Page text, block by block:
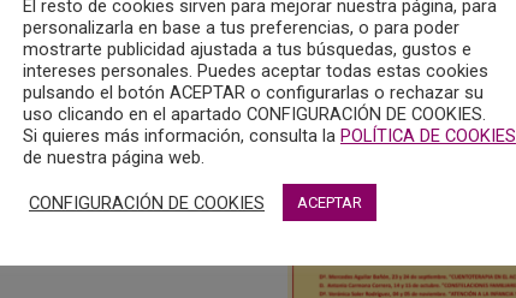
– CITA CON LA
EN RADIO
“DUELO:
DE LA
UN SER QUERIDO”
El resto de cookies sirven para mejorar nuestra página, para
personalizarla en base a tus preferencias, o para poder
mostrarte publicidad ajustada a tus búsquedas, gustos e
intereses personales. Puedes aceptar todas estas cookies
pulsando el botón ACEPTAR o configurarlas o rechazar su
uso clicando en el apartado CONFIGURACIÓN DE COOKIES.
Si quieres más información, consulta la POLÍTICA DE COOKIES
de nuestra página web.
CONFIGURACIÓN DE COOKIES ACEPTAR